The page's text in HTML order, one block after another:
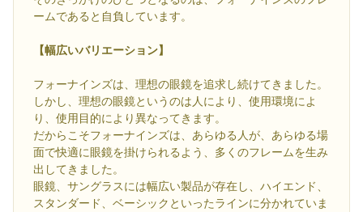
ームであると自負しています。
【幅広いバリエーション】
フォーナインズは、理想の眼鏡を追求し続けてきました。
しかし、理想の眼鏡というのは人により、使用環境によ
り、使用目的により異なってきます。
だからこそフォーナインズは、あらゆる人が、あらゆる場
面で快適に眼鏡を掛けられるよう、多くのフレームを生み
出してきました。
眼鏡、サングラスには幅広い製品が存在し、ハイエンド、
スタンダード、ベーシックといったラインに分かれていま